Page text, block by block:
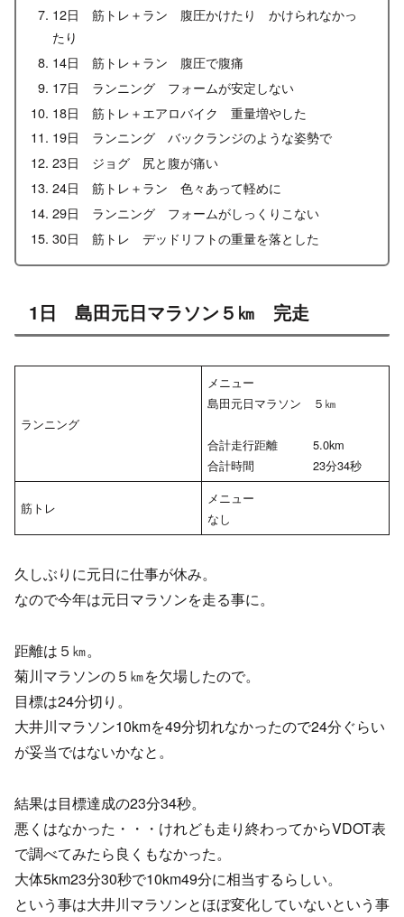
12日 筋トレ＋ラン 腹圧かけたり かけられなかっ
たり
14日 筋トレ＋ラン 腹圧で腹痛
17日 ランニング フォームが安定しない
18日 筋トレ＋エアロバイク 重量増やした
19日 ランニング バックランジのような姿勢で
23日 ジョグ 尻と腹が痛い
24日 筋トレ＋ラン 色々あって軽めに
29日 ランニング フォームがしっくりこない
30日 筋トレ デッドリフトの重量を落とした
1日 島田元日マラソン５㎞ 完走
ランニング
メニュー
島田元日マラソン ５㎞
合計走行距離 5.0km
合計時間 23分34秒
筋トレ
メニュー
なし
久しぶりに元日に仕事が休み。
なので今年は元日マラソンを走る事に。
距離は５㎞。
菊川マラソンの５㎞を欠場したので。
目標は24分切り。
大井川マラソン10kmを49分切れなかったので24分ぐらい
が妥当ではないかなと。
結果は目標達成の23分34秒。
悪くはなかった・・・けれども走り終わってからVDOT表
で調べてみたら良くもなかった。
大体5km23分30秒で10km49分に相当するらしい。
という事は大井川マラソンとほぼ変化していないという事